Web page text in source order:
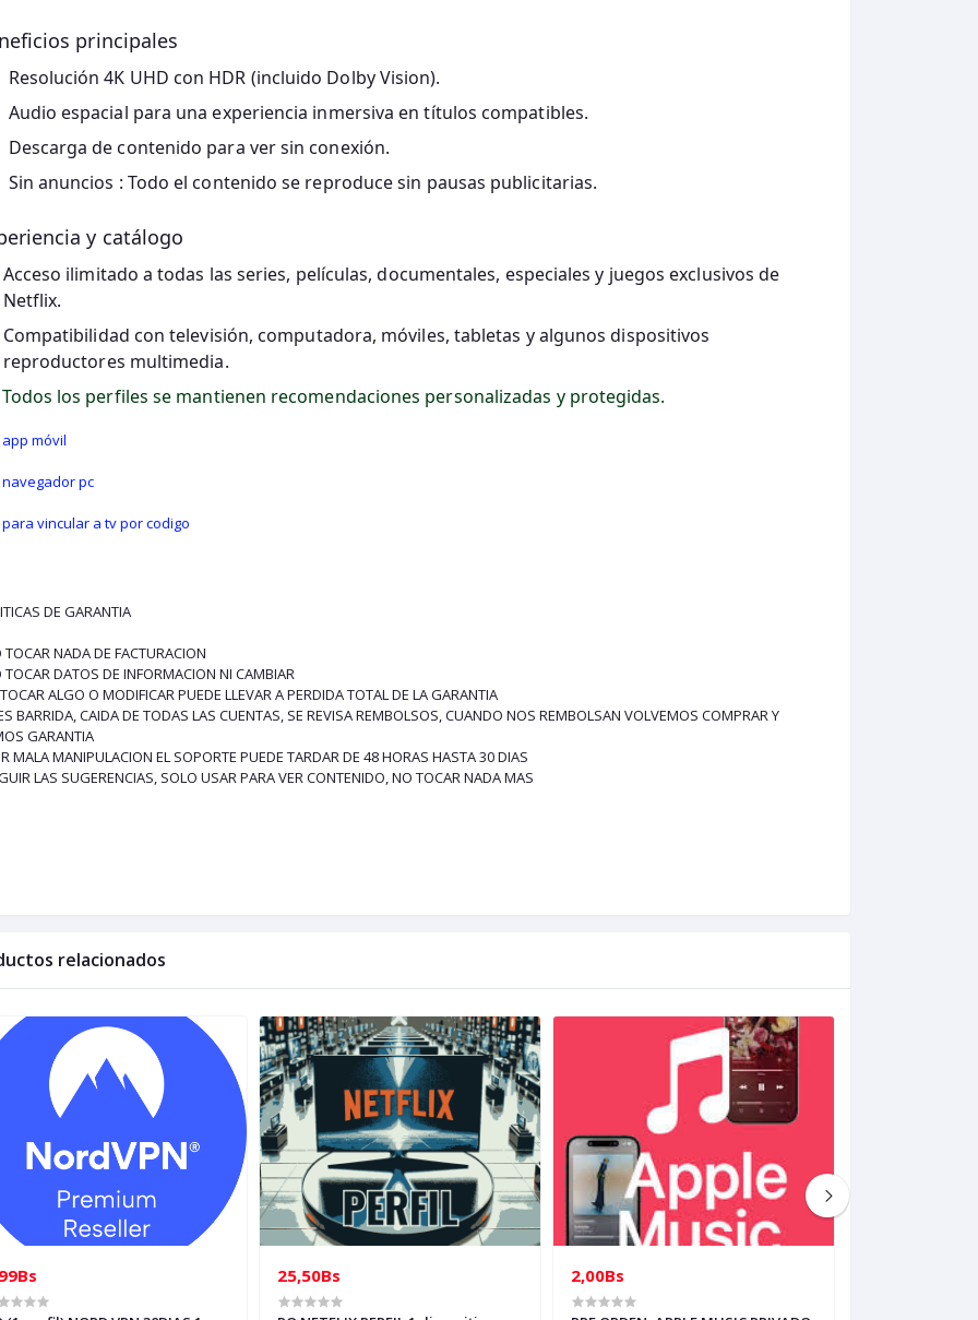
principales
Resolución 4K UHD con HDR (incluido Dolby Vision).
Audio espacial para una experiencia inmersiva en títulos compatibles.
Descarga de contenido para ver sin conexión.
Sin anuncios : Todo el contenido se reproduce sin pausas publicitarias.
y catálogo
Acceso ilimitado a todas las series, películas, documentales, especiales y juegos exclusivos de
Netflix.
Compatibilidad con televisión, computadora, móviles, tabletas y algunos dispositivos
reproductores multimedia.
Todos los perfiles se mantienen recomendaciones personalizadas y protegidas.
app móvil
navegador pc
para vincular a tv por codigo
DE GARANTIA
TOCAR NADA DE FACTURACION
TOCAR DATOS DE INFORMACION NI CAMBIAR
ALGO O MODIFICAR PUEDE LLEVAR A PERDIDA TOTAL DE LA GARANTIA
BARRIDA, CAIDA DE TODAS LAS CUENTAS, SE REVISA REMBOLSOS, CUANDO NOS REMBOLSAN VOLVEMOS COMPRAR Y
GARANTIA
MALA MANIPULACION EL SOPORTE PUEDE TARDAR DE 48 HORAS HASTA 30 DIAS
LAS SUGERENCIAS, SOLO USAR PARA VER CONTENIDO, NO TOCAR NADA MAS
relacionados
25,50Bs 2,00Bs